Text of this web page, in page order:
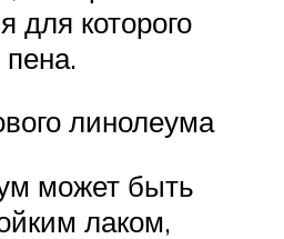
для которого
линолеума
может быть
лаком,